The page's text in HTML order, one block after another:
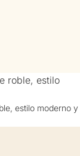
roble, estilo